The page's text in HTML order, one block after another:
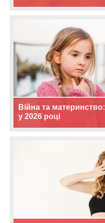
Війна та
у 2026 році